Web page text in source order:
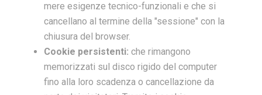
mere esigenze tecnico-funzionali e che si
cancellano al termine della "sessione" con la
chiusura del browser.
Cookie persistenti: che rimangono
memorizzati sul disco rigido del computer
fino alla loro scadenza o cancellazione da